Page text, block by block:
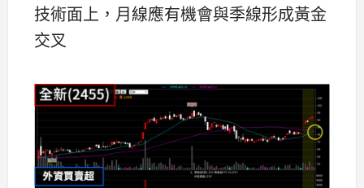
技術面上，月線應有機會與季線形成黃金
交叉